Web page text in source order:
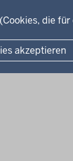
die
akzeptieren